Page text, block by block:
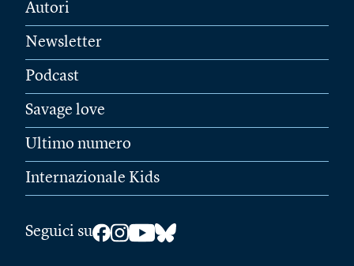
Autori
Newsletter
Podcast
Savage love
Ultimo numero
Internazionale Kids
Seguici su